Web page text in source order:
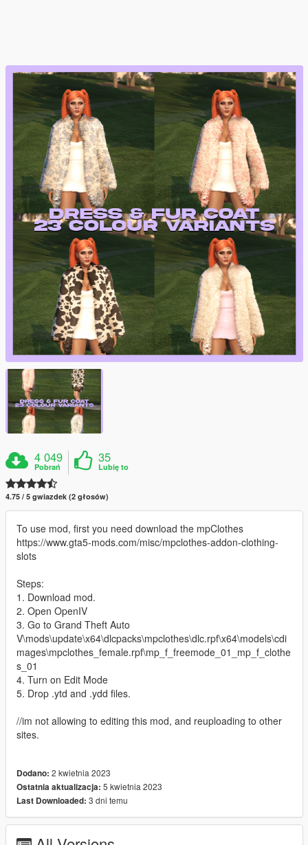
4 049
Pobrań
35
Lubię to
4.75 / 5 gwiazdek (2 głosów)
To use mod, first you need download the mpClothes
https://www.gta5-mods.com/misc/mpclothes-addon-clothing-
slots
Steps:
1. Download mod.
2. Open OpenIV
3. Go to Grand Theft Auto
V\mods\update\x64\dlcpacks\mpclothes\dlc.rpf\x64\models\cdi
mages\mpclothes_female.rpf\mp_f_freemode_01_mp_f_clothe
s_01
4. Turn on Edit Mode
5. Drop .ytd and .ydd files.
//im not allowing to editing this mod, and reuploading to other
sites.
Dodano: 2 kwietnia 2023
Ostatnia aktualizacja: 5 kwietnia 2023
Last Downloaded: 3 dni temu